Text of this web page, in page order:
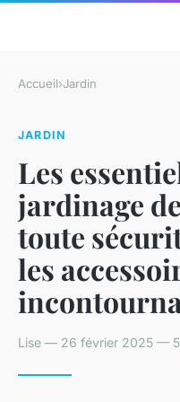
Accueil›Jardin
JARDIN
Les
jardinage
toute
les
Lise — 26 février 2025 —